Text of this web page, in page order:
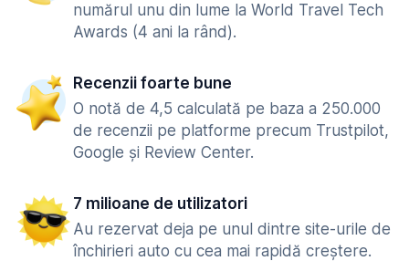
numărul unu din lume la World Travel Tech
Awards (4 ani la rând).
Recenzii foarte bune
O notă de 4,5 calculată pe baza a 250.000
de recenzii pe platforme precum Trustpilot,
Google și Review Center.
7 milioane de utilizatori
Au rezervat deja pe unul dintre site-urile de
închirieri auto cu cea mai rapidă creștere.